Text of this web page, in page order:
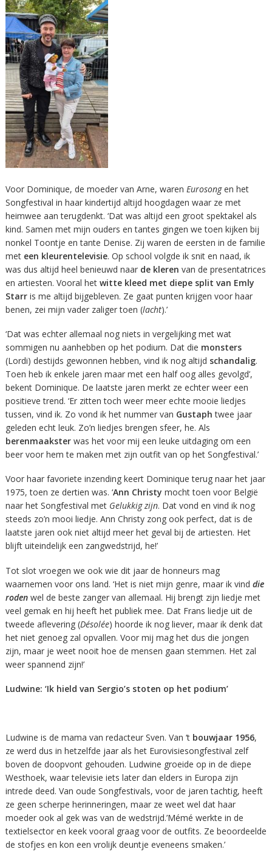
Voor Dominique, de moeder van Arne, waren Eurosongen het
Songfestival in haar kindertijd altijd hoogdagen waar ze met
heimwee aan terugdenkt. ‘Dat was altijd een groot spektakel als
kind. Samen met mijn ouders en tantes gingen we toen kijken bij
nonkel Toontje en tante Denise. Zij waren de eersten in de familie
met een kleurentelevisie. Op school volgde ik snit en naad, ik
was dus altijd heel benieuwd naar de kleren van de presentatrices
en artiesten. Vooral het witte kleed met diepe split van Emly
Starris me altijd bijgebleven. Ze gaat punten krijgen voor haar
benen, zei mijn vader zaliger toen (lacht).’
‘Dat was echter allemaal nog niets in vergelijking met wat
sommigen nu aanhebben op het podium. Dat die monsters
(Lordi) destijds gewonnen hebben, vind ik nog altijd schandalig.
Toen heb ik enkele jaren maar met een half oog alles gevolgd’,
bekent Dominique. De laatste jaren merkt ze echter weer een
positieve trend. ‘Er zitten toch weer meer echte mooie liedjes
tussen, vind ik. Zo vond ik het nummer van Gustaph twee jaar
geleden echt leuk. Zo’n liedjes brengen sfeer, he. Als
berenmaaksterwas het voor mij een leuke uitdaging om een
beer voor hem te maken met zijn outfit van op het Songfestival.’
Voor haar favoriete inzending keert Dominique terug naar het jaar
1975, toen ze dertien was. ‘Ann Christy mocht toen voor België
naar het Songfestival met Gelukkig zijn. Dat vond en vind ik nog
steeds zo’n mooi liedje. Ann Christy zong ook perfect, dat is de
laatste jaren ook niet altijd meer het geval bij de artiesten. Het
blijft uiteindelijk een zangwedstrijd, he!’
Tot slot vroegen we ook wie dit jaar de honneurs mag
waarnemen voor ons land. ‘Het is niet mijn genre, maar ik vind die
rodenwel de beste zanger van allemaal. Hij brengt zijn liedje met
veel gemak en hij heeft het publiek mee. Dat Frans liedje uit de
tweede aflevering (Désolée) hoorde ik nog liever, maar ik denk dat
het niet genoeg zal opvallen. Voor mij mag het dus die jongen
zijn, maar je weet nooit hoe de mensen gaan stemmen. Het zal
weer spannend zijn!’
Ludwine: ‘Ik hield van Sergio’s stoten op het podium’
Ludwine is de mama van redacteur Sven. Van ‘t bouwjaar 1956,
ze werd dus in hetzelfde jaar als het Eurovisiesongfestival zelf
boven de doopvont gehouden. Ludwine groeide op in de diepe
Westhoek, waar televisie iets later dan elders in Europa zijn
intrede deed. Van oude Songfestivals, voor de jaren tachtig, heeft
ze geen scherpe herinneringen, maar ze weet wel dat haar
moeder ook al gek was van de wedstrijd.’Mémé werkte in de
textielsector en keek vooral graag voor de outfits. Ze beoordeelde
de stofjes en kon een vrolijk deuntje eveneens smaken.’